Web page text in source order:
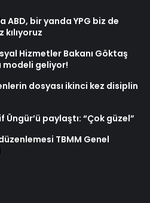
ABD, bir yanda YPG biz de
kılıyoruz
Hizmetler Bakanı Göktaş
modeli geliyor!
dosyası ikinci kez disiplin
Üngür’ü paylaştı: “Çok güzel”
TBMM Genel